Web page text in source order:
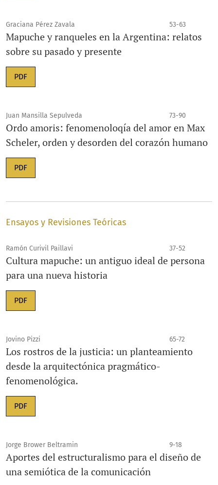
Graciana Pérez Zavala 53-63
Mapuche y ranqueles en la Argentina: relatos
sobre su pasado y presente
PDF
Juan Mansilla Sepulveda 73-90
Ordo amoris: fenomenoloqía del amor en Max
Scheler, orden y desorden del corazón humano
PDF
Ensayos y Revisiones Teóricas
Ramón Curivil Paillavi 37-52
Cultura mapuche: un antiguo ideal de persona
para una nueva historia
PDF
Jovino Pizzi 65-72
Los rostros de la justicia: un planteamiento
desde la arquitectónica pragmático-
fenomenológica.
PDF
Jorge Brower Beltramin 9-18
Aportes del estructuralismo para el diseño de
una semiótica de la comunicación